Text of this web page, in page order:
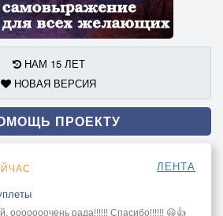
НАМ 15 ЛЕТ
НОВАЯ ВЕРСИЯ
ПРОЕКТУ
ЛЕНТА
ооооооочень рада!!!!!! Спасибо!!!!!! 😃👍